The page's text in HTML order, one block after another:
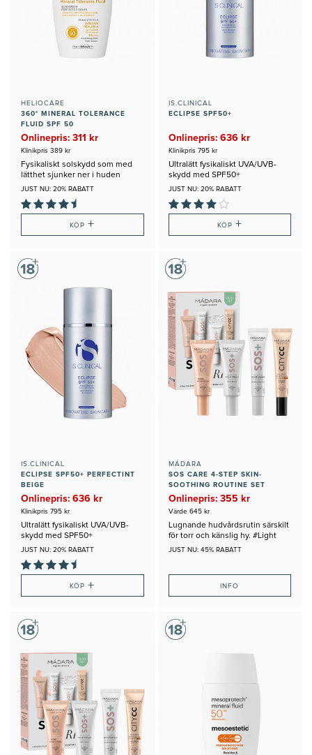
HELIOCARE
360° MINERAL TOLERANCE
FLUID SPF 50
Onlinepris: 311 kr
Klinikpris 389 kr
Fysikaliskt solskydd som med
lätthet sjunker ner i huden
JUST NU: 20% RABATT
KÖP+
IS.CLINICAL
ECLIPSE SPF50+
Onlinepris: 636 kr
Klinikpris 795 kr
Ultralätt fysikaliskt UVA/UVB-
skydd med SPF50+
JUST NU: 20% RABATT
KÖP +
IS.CLINICAL
ECLIPSE SPF50+ PERFECTINT
BEIGE
Onlinepris: 636 kr
Klinikpris 795 kr
Ultralätt fysikaliskt UVA/UVB-
skydd med SPF50+
JUST NU: 20% RABATT
KÖP+
MÁDARA
SOS CARE 4-STEP SKIN-
SOOTHING ROUTINE SET
#LIGHT
Onlinepris: 355 kr
Värde 645 kr
Lugnande hudvårdsrutin särskilt
för torr och känslig hy. #Light
JUST NU: 45% RABATT
INFO